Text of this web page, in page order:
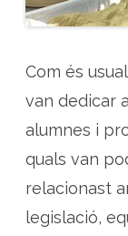
Com és
van dedicar
alumnes i
quals van
relacionast
legislació,